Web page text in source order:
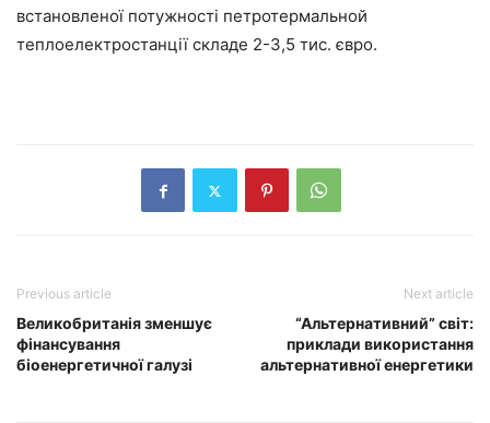
встановленої потужності петротермальной
теплоелектростанції складе 2-3,5 тис. євро.
Previous article
Великобританія зменшує
фінансування
біоенергетичної галузі
Next article
“Альтернативний” світ:
приклади використання
альтернативної енергетики